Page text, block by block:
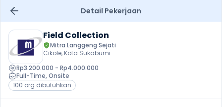
Detail Pekerjaan
Field Collection
Mitra Langgeng Sejati
Cikole, Kota Sukabumi
Rp3.200.000 - Rp4.000.000
Full-Time, Onsite
100 org dibutuhkan